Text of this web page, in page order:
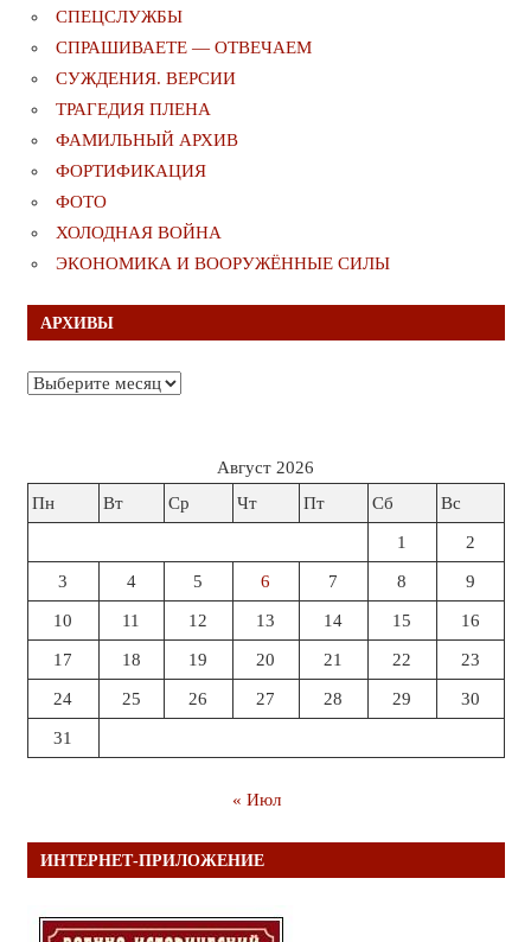
СПЕЦСЛУЖБЫ
СПРАШИВАЕТЕ — ОТВЕЧАЕМ
СУЖДЕНИЯ. ВЕРСИИ
ТРАГЕДИЯ ПЛЕНА
ФАМИЛЬНЫЙ АРХИВ
ФОРТИФИКАЦИЯ
ФОТО
ХОЛОДНАЯ ВОЙНА
ЭКОНОМИКА И ВООРУЖЁННЫЕ СИЛЫ
АРХИВЫ
Архивы
Август 2026
Пн
Вт Ср Чт Пт Сб Вс
1 2
3 4 5 6 7 8 9
10 11 12 13 14 15 16
17 18 19 20 21 22 23
24 25 26 27 28 29 30
31
« Июл
ИНТЕРНЕТ-ПРИЛОЖЕНИЕ